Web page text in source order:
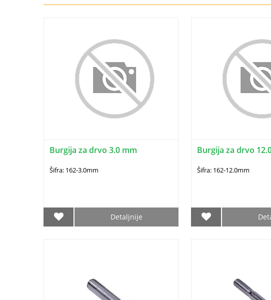
Burgija za drvo 3.0 mm
Šifra: 162-3.0mm
Detaljnije
Burgija za drvo
Šifra: 162-12.0mm